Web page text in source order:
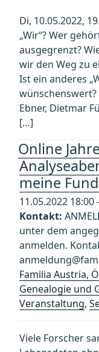
Di, 10.05.2022,
„Wir“? Wer
ausgegrenzt?
wir den Weg zu
Ist ein anderes
wünschenswert?
Ebner, Dietmar
[…]
Online
meine
11.05.2022 18:00
Kontakt:
unter dem
anmelden.
Familia Austria,
Genealogie und
Veranstaltung,
Viele Forscher